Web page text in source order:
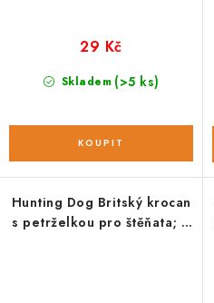
Skladem (>5 ks)
29 Kč
Hunting Dog Britský krocan
s petrželkou pro štěňata; 2